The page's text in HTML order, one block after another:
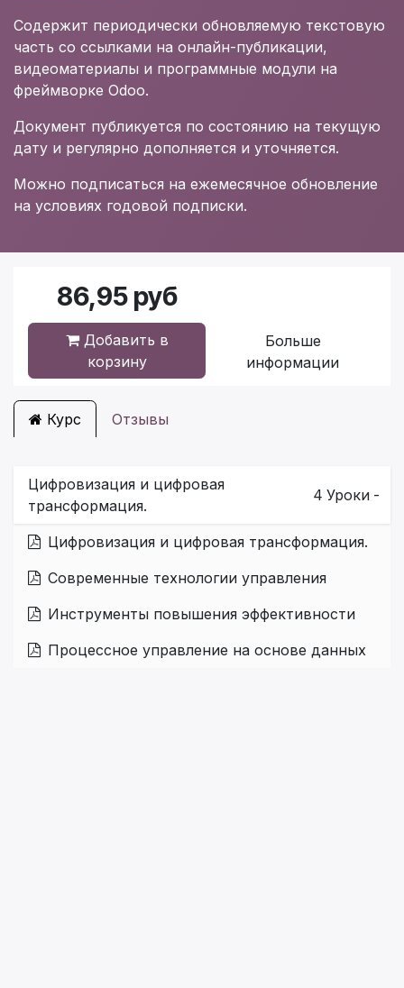
Содержит периодически обновляемую текстовую
часть со ссылками на онлайн-публикации,
видеоматериалы и программные модули на
фреймворке Odoo.
Документ публикуется по состоянию на текущую
дату и регулярно дополняется и уточняется.
Можно подписаться на ежемесячное обновление
на условиях годовой подписки.
86,95руб
Добавить в
корзину
Больше
информации
Курс Отзывы
Цифровизация и цифровая
трансформация.
4 Уроки -
Цифровизация и цифровая трансформация.
Современные технологии управления
Инструменты повышения эффективности
Процессное управление на основе данных